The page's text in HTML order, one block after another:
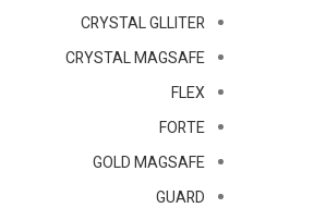
CRYSTAL GLLITER
CRYSTAL MAGSAFE
FLEX
FORTE
GOLD MAGSAFE
GUARD